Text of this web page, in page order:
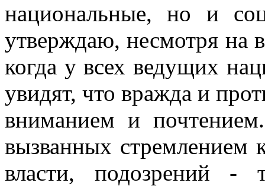
национальные, но и
утверждаю, несмотря на
когда у всех ведущих
увидят, что вражда и
вниманием и
вызванных стремлением
власти, подозрений -